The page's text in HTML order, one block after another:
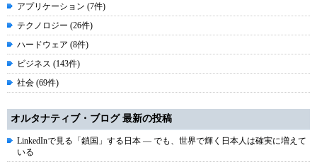
アプリケーション (7件)
テクノロジー (26件)
ハードウェア (8件)
ビジネス (143件)
社会 (69件)
オルタナティブ・ブログ 最新の投稿
LinkedInで見る「鎖国」する日本 ― でも、世界で輝く日本人は確実に増えて
いる